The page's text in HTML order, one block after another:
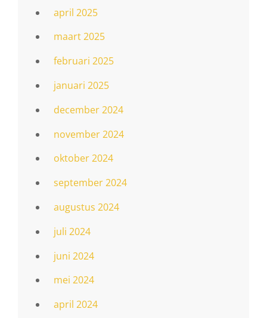
april 2025
maart 2025
februari 2025
januari 2025
december 2024
november 2024
oktober 2024
september 2024
augustus 2024
juli 2024
juni 2024
mei 2024
april 2024